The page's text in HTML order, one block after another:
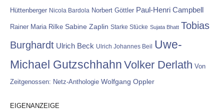
Hüttenberger Nicola Bardola Norbert Göttler Paul-Henri Campbell
Rainer Maria Rilke Sabine Zaplin Starke Stücke Sujata Bhatt Tobias
Burghardt Ulrich Beck Ulrich Johannes Beil Uwe-
Michael Gutzschhahn Volker Derlath Von
Zeitgenossen: Netz-Anthologie Wolfgang Oppler
EIGENANZEIGE